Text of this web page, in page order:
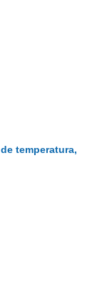
temperatura,